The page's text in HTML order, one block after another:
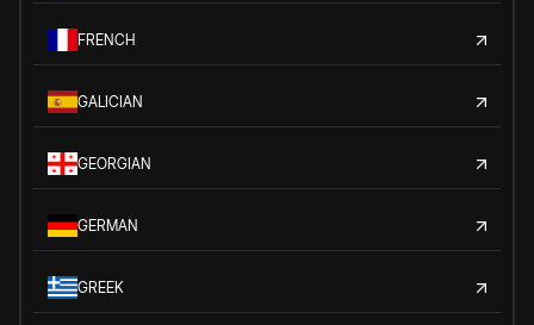
FRENCH
GALICIAN
GEORGIAN
GERMAN
GREEK